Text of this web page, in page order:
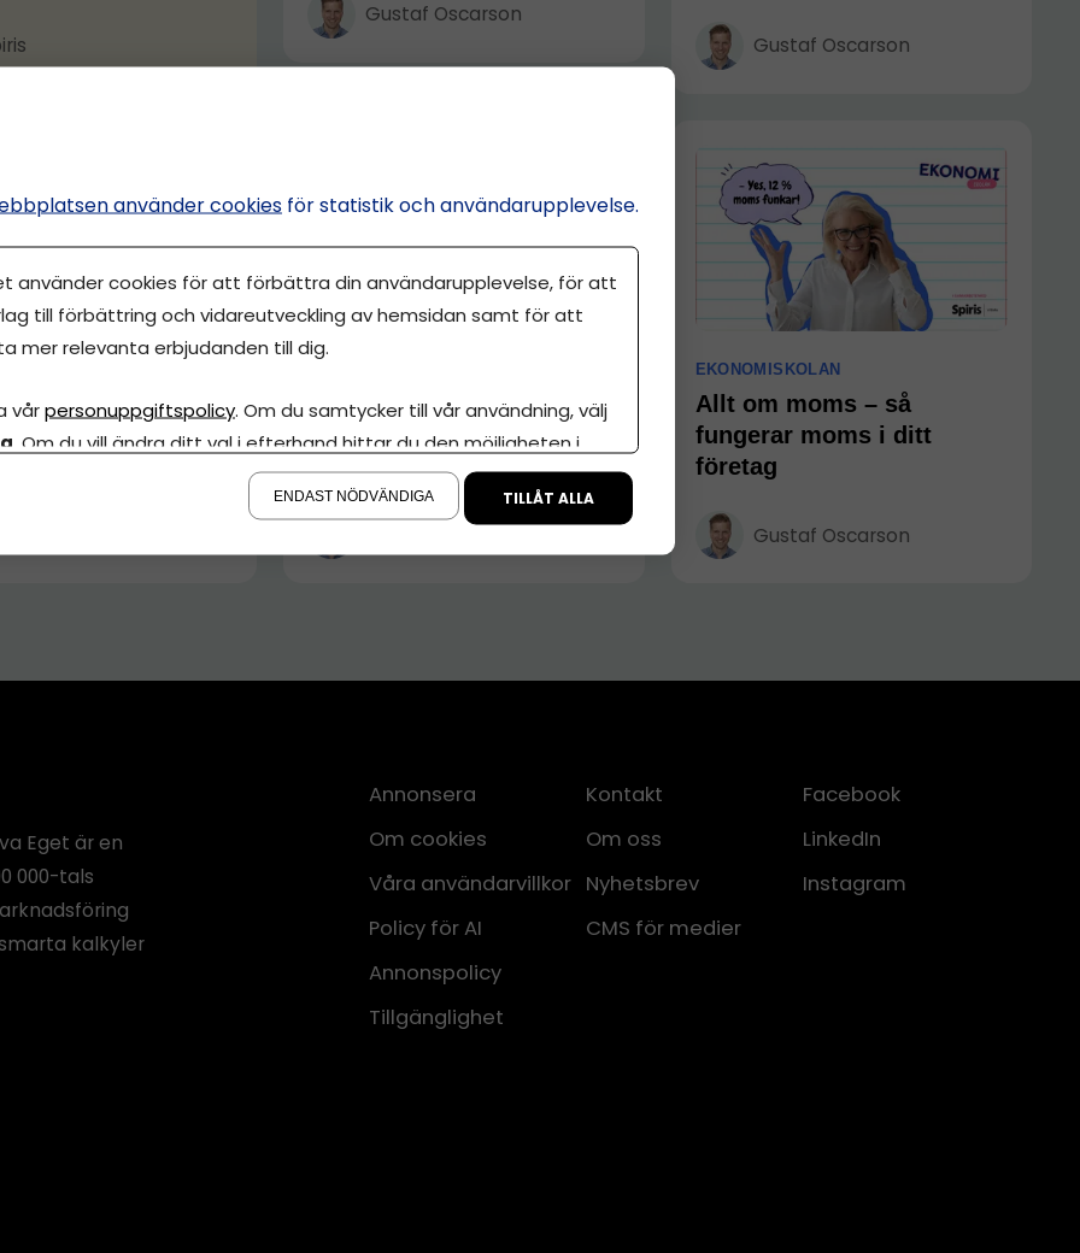
Gustaf Oscarson
Gustaf Oscarson
man anlita
– och
Skattefria förmåner 2026 –
vad kan du ge dig själv
och anställda...
EKONOMISKOLAN
Allt om moms – så
fungerar moms i ditt
företag
Gustaf Oscarson
Eget är en
000-tals
kalkyler
Annonsera
Om cookies
Våra användarvillkor
Policy för AI
Annonspolicy
Tillgänglighet
Kontakt
Om oss
Nyhetsbrev
CMS för medier
Facebook
LinkedIn
Instagram
använder cookies för statistik och användarupplevelse.
använder cookies för att förbättra din användarupplevelse, för att
till förbättring och vidareutveckling av hemsidan samt för att
mer relevanta erbjudanden till dig.
vårpersonuppgiftspolicy. Om du samtycker till vår användning, välj
. Om du vill ändra ditt val i efterhand hittar du den möjligheten i
ENDAST NÖDVÄNDIGA TILLÅT ALLA